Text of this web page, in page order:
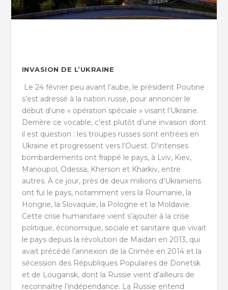
INVASION DE L’UKRAINE
Le 24 février peu avant l’aube, le président Poutine
s’est adressé à la nation russe, pour annoncer le
début d’une « opération spéciale » visant l’Ukraine.
Derrière ce vocable, c’est plutôt d’une invasion dont
il est question : les troupes russes sont entrées en
Ukraine et progressent vers l’Ouest. D’intenses
bombardements ont frappé le pays, à Lviv, Kiev,
Marioupol, Odessa, Kherson et Kharkiv, entre
autres. À ce jour, près de deux millions d’Ukrainiens
ont fui le pays, notamment vers la Roumanie, la
Hongrie, la Slovaquie, la Pologne et la Moldavie.
Cette crise humanitaire vient s’ajouter à la crise
politique, économique, sociale et sanitaire que vivait
le pays depuis la révolution de Maïdan en 2013, qui
avait précédé l’annexion de la Crimée en 2014 et la
sécession des Républiques Populaires de Donetsk
et de Lougansk, dont la Russie vient d’ailleurs de
reconnaître l’indépendance. La Russie entend